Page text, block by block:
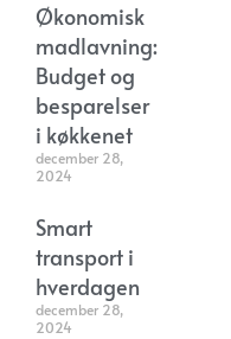
Økonomisk
madlavning:
Budget og
besparelser
i køkkenet
december 28,
2024
Smart
transport i
hverdagen
december 28,
2024